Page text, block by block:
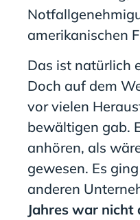
amerikanischen
Das ist natürlich
Doch auf dem
vor vielen
bewältigen gab.
anhören, als
gewesen. Es ging
anderen
Jahres war